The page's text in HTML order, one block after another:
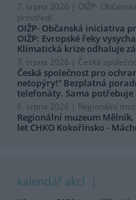
7. srpna 2026 | OIŽP-
prostředí
OIŽP- Občanská iniciativa
OIŽP: Evropské řeky
Klimatická krize odhaluje
7. srpna 2026 | Česká
Česká společnost pro
netopýry!“ Bezplatná
telefonáty. Sama
6. srpna 2026 | Regionální
Regionální muzeum
let CHKO Kokořínsko -
kalendář akcí